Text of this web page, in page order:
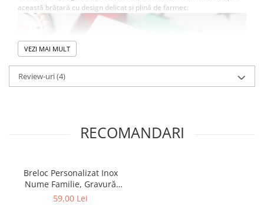
această brățară cu design delicat și plină de farmec:
➡️Dimensiuni
Cea mai inovativă caracteristică a brățării este
. Unmecanism slide
VEZI MAI MULT
Review-uri(4)
RECOMANDARI
Breloc Personalizat Inox
Nume Familie, Gravură
'Home Sweet Home', Cadou
59,00 Lei